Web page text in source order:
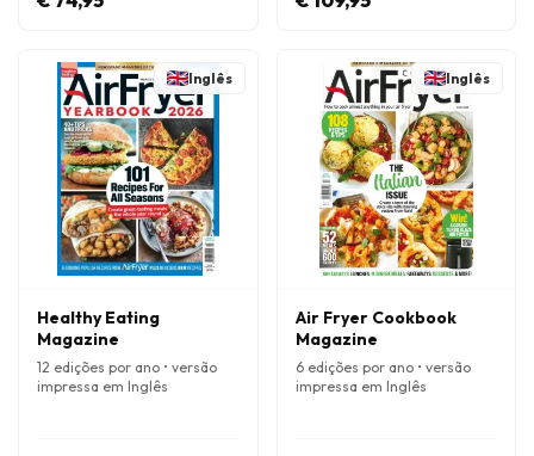
Inglês
Healthy Eating
Magazine
12 edições por ano • versão
impressa em Inglês
Inglês
Air Fryer Cookbook
Magazine
6 edições por ano • versão
impressa em Inglês